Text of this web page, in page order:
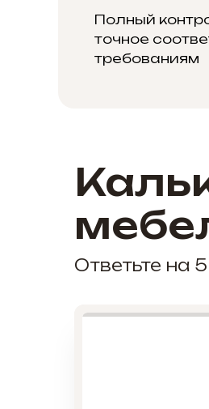
Полный
точное
требованиям
Ответьте на